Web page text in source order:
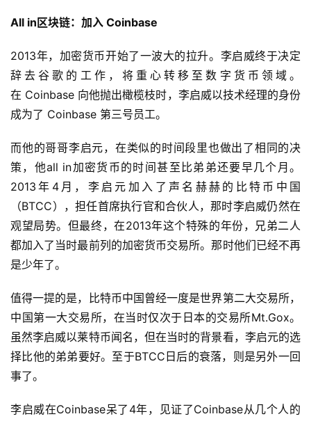
All in区块链： 加入 Coinbase
2013年，加密货币开始了一波大的拉升。李启威终于决定
辞去谷歌的工作，将重心转移至数字货币领域。
在 Coinbase 向他抛出橄榄枝时，李启威以技术经理的身份
成为了 Coinbase 第三号员工。
而他的哥哥李启元，在类似的时间段里也做出了相同的决
策，他all in加密货币的时间甚至比弟弟还要早几个月。
2013年4月，李启元加入了声名赫赫的比特币中国
（BTCC），担任首席执行官和合伙人，那时李启威仍然在
观望局势。但最终，在2013年这个特殊的年份，兄弟二人
都加入了当时最前列的加密货币交易所。那时他们已经不再
是少年了。
值得一提的是，比特币中国曾经一度是世界第二大交易所，
中国第一大交易所，在当时仅次于日本的交易所Mt.Gox。
虽然李启威以莱特币闻名，但在当时的背景看，李启元的选
择比他的弟弟要好。至于BTCC日后的衰落，则是另外一回
事了。
李启威在Coinbase呆了4年，见证了Coinbase从几个人的